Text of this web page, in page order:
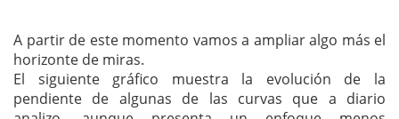
A partir de este momento vamos a ampliar algo más el
horizonte de miras.
El siguiente gráfico muestra la evolución de la
pendiente de algunas de las curvas que a diario